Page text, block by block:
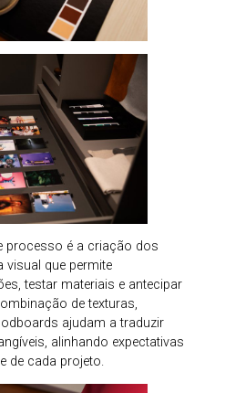
processo é a criação dos
visual que permite
testar materiais e antecipar
de texturas,
ajudam a traduzir
alinhando expectativas
de cada projeto.